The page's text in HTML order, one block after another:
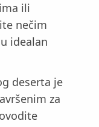
ili
nečim
idealan
deserta je
za